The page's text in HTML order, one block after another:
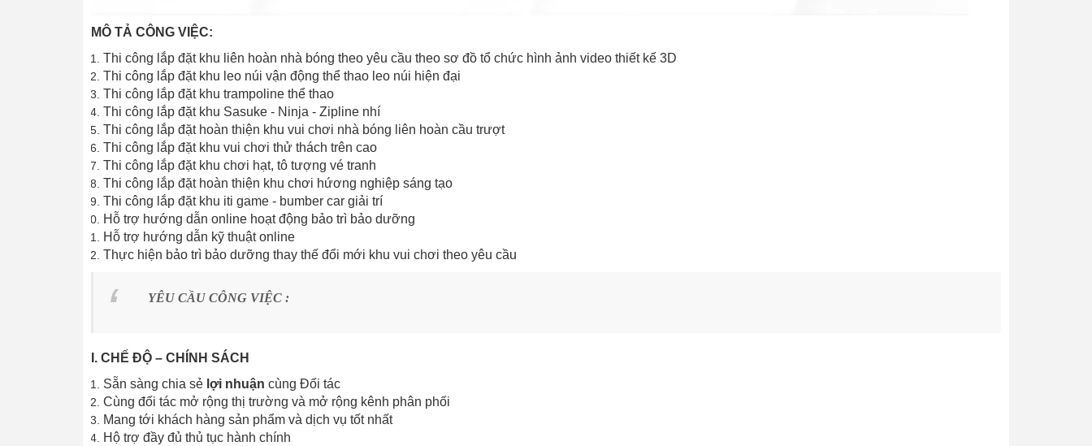
MÔ TẢ CÔNG VIỆC:
Thi công lắp đặt khu liên hoàn nhà bóng theo yêu cầu theo sơ đồ tổ chức hình ảnh video thiết kế 3D
Thi công lắp đặt khu leo núi vận động thể thao leo núi hiện đại
Thi công lắp đặt khu trampoline thể thao
Thi công lắp đặt khu Sasuke - Ninja - Zipline nhí
Thi công lắp đặt hoàn thiện khu vui chơi nhà bóng liên hoàn cầu trượt
Thi công lắp đặt khu vui chơi thử thách trên cao
Thi công lắp đặt khu chơi hạt, tô tượng vé tranh
Thi công lắp đặt hoàn thiện khu chơi hứơng nghiệp sáng tạo
Thi công lắp đặt khu iti game - bumber car giải trí
Hỗ trợ hướng dẫn online hoạt động bảo trì bảo dưỡng
Hỗ trợ hướng dẫn kỹ thuật online
Thực hiện bảo trì bảo dưỡng thay thế đổi mới khu vui chơi theo yêu cầu
YÊU CẦU CÔNG VIỆC :
I. CHẾ ĐỘ – CHÍNH SÁCH
Sẵn sàng chia sẻ lợi nhuận cùng Đối tác
Cùng đối tác mở rộng thị trường và mở rộng kênh phân phối
Mang tới khách hàng sản phẩm và dịch vụ tốt nhất
Hộ trợ đầy đủ thủ tục hành chính